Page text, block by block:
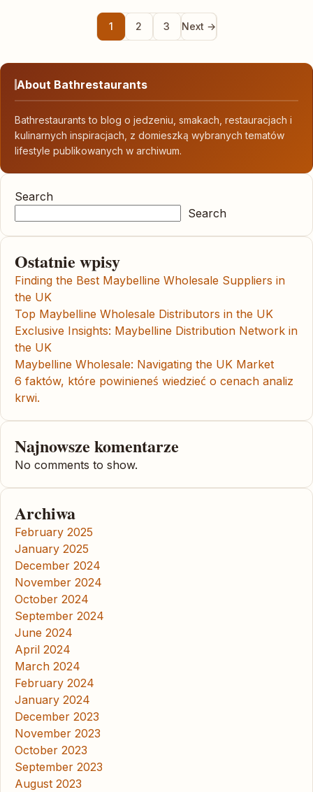
1 2 3 Next →
About Bathrestaurants
Bathrestaurants to blog o jedzeniu, smakach, restauracjach i
kulinarnych inspiracjach, z domieszką wybranych tematów
lifestyle publikowanych w archiwum.
Search
Search
Ostatnie wpisy
Finding the Best Maybelline Wholesale Suppliers in
the UK
Top Maybelline Wholesale Distributors in the UK
Exclusive Insights: Maybelline Distribution Network in
the UK
Maybelline Wholesale: Navigating the UK Market
6 faktów, które powinieneś wiedzieć o cenach analiz
krwi.
Najnowsze komentarze
No comments to show.
Archiwa
February 2025
January 2025
December 2024
November 2024
October 2024
September 2024
June 2024
April 2024
March 2024
February 2024
January 2024
December 2023
November 2023
October 2023
September 2023
August 2023